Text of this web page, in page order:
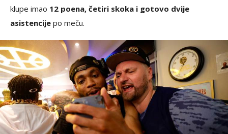
klupe imao 12 poena, četiri skoka i gotovo dvije
asistencije po meču.